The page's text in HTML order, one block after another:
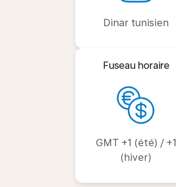
Dinar tunisien
Fuseau horaire
GMT +1 (été) / +1
(hiver)